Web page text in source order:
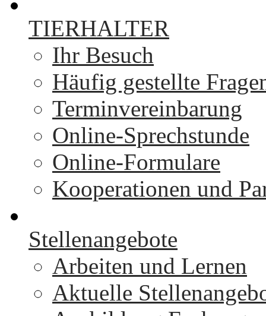
TIERHALTER
Ihr Besuch
Häufig gestellte
Terminvereinbarung
Online-Sprechstunde
Online-Formulare
Kooperationen und
Stellenangebote
Arbeiten und Lernen
Aktuelle